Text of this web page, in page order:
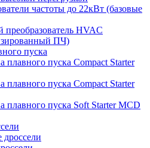
частоты до 22кВт (базовые
преобразователь HVAC
ПЧ)
пуска
плавного пуска Compact Starter
плавного пуска Compact Starter
плавного пуска Soft Starter MCD